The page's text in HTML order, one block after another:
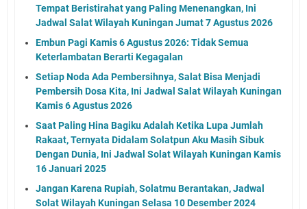
Tempat Beristirahat yang Paling Menenangkan, Ini
Jadwal Salat Wilayah Kuningan Jumat 7 Agustus 2026
Embun Pagi Kamis 6 Agustus 2026: Tidak Semua
Keterlambatan Berarti Kegagalan
Setiap Noda Ada Pembersihnya, Salat Bisa Menjadi
Pembersih Dosa Kita, Ini Jadwal Salat Wilayah Kuningan
Kamis 6 Agustus 2026
Saat Paling Hina Bagiku Adalah Ketika Lupa Jumlah
Rakaat, Ternyata Didalam Solatpun Aku Masih Sibuk
Dengan Dunia, Ini Jadwal Solat Wilayah Kuningan Kamis
16 Januari 2025
Jangan Karena Rupiah, Solatmu Berantakan, Jadwal
Solat Wilayah Kuningan Selasa 10 Desember 2024